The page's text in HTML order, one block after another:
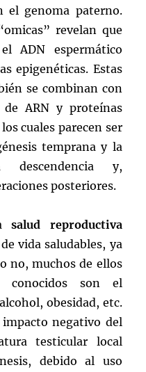
genoma paterno.
revelan que
ADN espermático
epigenéticas. Estas
se combinan con
ARN y proteínas
cuales parecen ser
temprana y la
y,
posteriores.
salud reproductiva
vida saludables, ya
no, muchos de ellos
son el
obesidad, etc.
negativo del
testicular local
debido al uso